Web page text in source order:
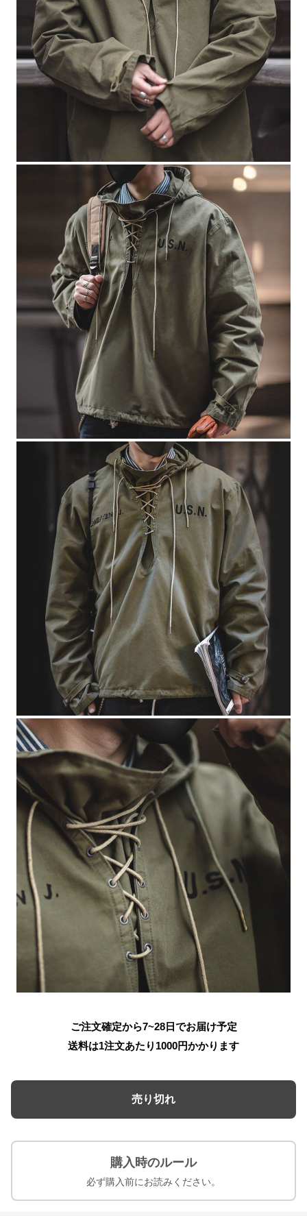
ご注文確定から7~28日でお届け予定
送料は1注文あたり 1000円かかります
売り切れ
購入時のルール
必ず購入前にお読みください。